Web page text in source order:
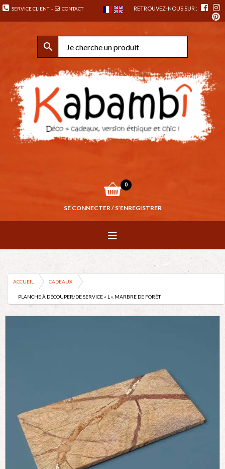
SERVICE CLIENT- CONTACT RETROUVEZ-NOUS SUR :
0
SE CONNECTER / S’ENREGISTRER
ACCUEIL CADEAUX
PLANCHE À DÉCOUPER/DE SERVICE « L ». MARBRE DE FORÊT